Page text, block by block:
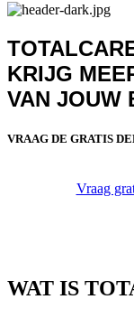
KRIJG
VAN JOUW
VRAAG DE GRATIS
Vraag
WAT IS